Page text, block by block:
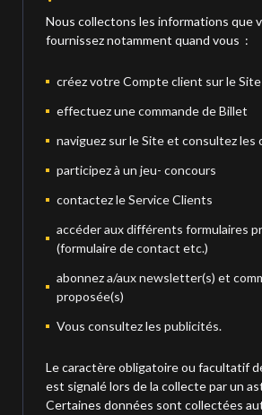
Nous collectons les informations que
fournissez notamment quand vous :
créez votre Compte client sur le Site
effectuez une commande de Billet
naviguez sur le Site et consultez les
participez à un jeu- concours
contactez le Service Clients
accéder aux différents formulaires
(formulaire de contact etc.)
abonnez a/aux newsletter(s) et
proposée(s)
Vous consultez les publicités.
Le caractère obligatoire ou facultatif
est signalé lors de la collecte par un
Certaines données sont collectées